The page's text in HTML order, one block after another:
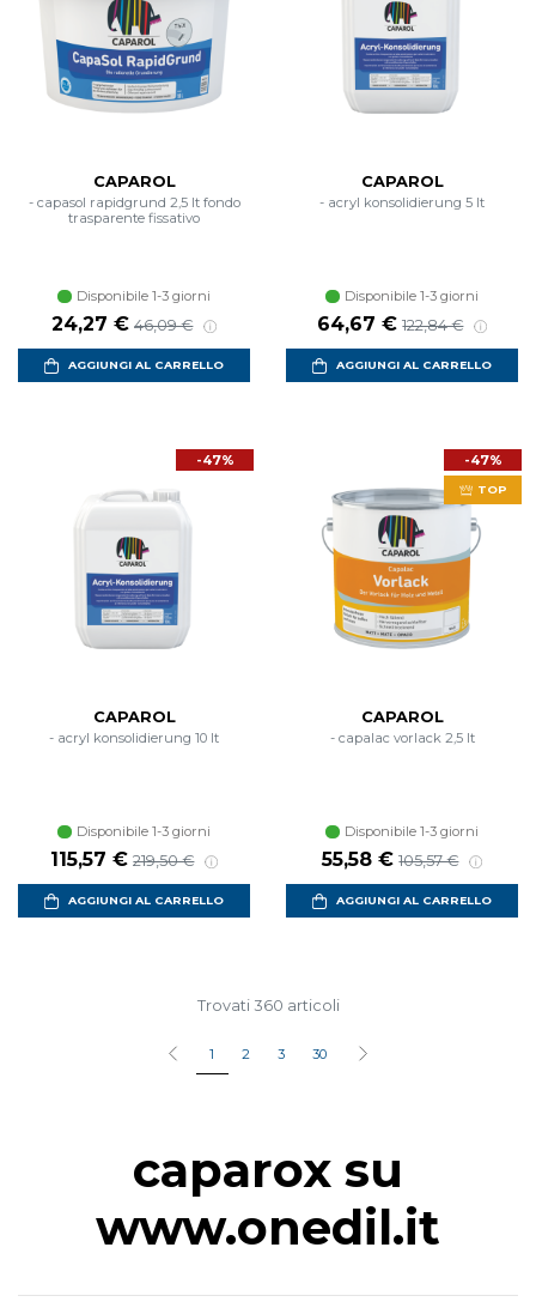
CAPAROL
- capasol rapidgrund 2,5 lt fondo
trasparente fissativo
Disponibile 1-3 giorni
24,27 € 46,09 €
AGGIUNGI AL CARRELLO
CAPAROL
- acryl konsolidierung 5 lt
Disponibile 1-3 giorni
64,67 € 122,84 €
AGGIUNGI AL CARRELLO
-47%
CAPAROL
- acryl konsolidierung 10 lt
Disponibile 1-3 giorni
115,57 € 219,50 €
AGGIUNGI AL CARRELLO
-47%
TOP
CAPAROL
- capalac vorlack 2,5 lt
Disponibile 1-3 giorni
55,58 € 105,57 €
AGGIUNGI AL CARRELLO
Trovati 360 articoli
1 2 3 30
caparox su
www.onedil.it